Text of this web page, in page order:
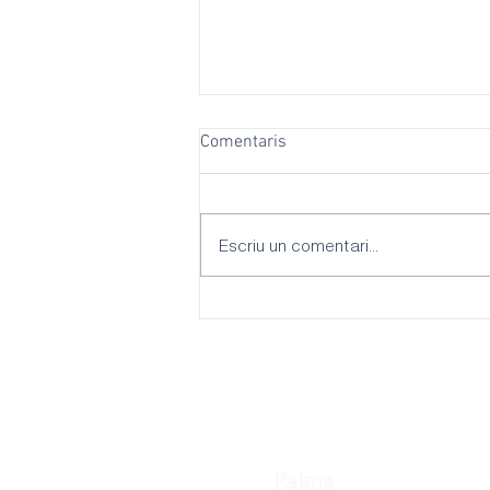
Comentaris
Escriu un comentari...